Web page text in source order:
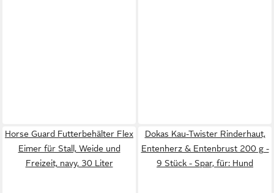
Horse Guard Futterbehälter Flex
Eimer für Stall, Weide und
Freizeit, navy, 30 Liter
Dokas Kau-Twister Rinderhaut,
Entenherz & Entenbrust 200 g -
9 Stück - Spar, für: Hund